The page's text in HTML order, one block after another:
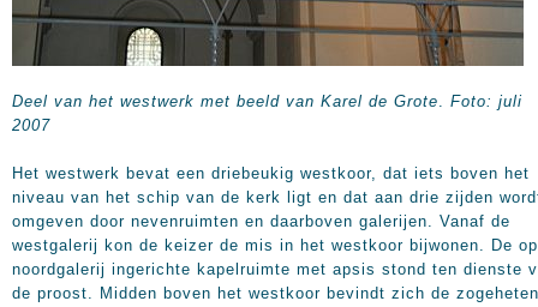
Deel van het westwerk met beeld van Karel de Grote. Foto: juli
2007
Het westwerk bevat een driebeukig westkoor, dat iets boven het
niveau van het schip van de kerk ligt en dat aan drie zijden
omgeven door nevenruimten en daarboven galerijen. Vanaf de
westgalerij kon de keizer de mis in het westkoor bijwonen. De
noordgalerij ingerichte kapelruimte met apsis stond ten dienste
de proost. Midden boven het westkoor bevindt zich de zogeheten